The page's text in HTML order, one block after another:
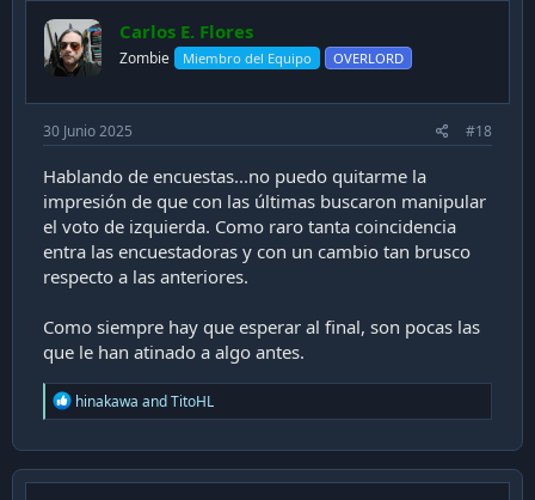
Carlos E. Flores
Zombie Miembro del Equipo OVERLORD
30 Junio 2025 #18
Hablando de encuestas...no puedo quitarme la
impresión de que con las últimas buscaron manipular
el voto de izquierda. Como raro tanta coincidencia
entra las encuestadoras y con un cambio tan brusco
respecto a las anteriores.
Como siempre hay que esperar al final, son pocas las
que le han atinado a algo antes.
R
e
c
t
hinakawa andTitoHL